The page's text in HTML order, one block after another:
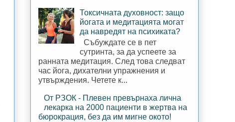
Токсичната духовност: защо
йогата и медитацията могат
да навредят на психиката?
Събуждате се в пет
сутринта, за да успеете за
ранната медитация. След това следват
час йога, дихателни упражнения и
утвърждения. Четете к...
От РЗОК - Плевен превърнаха лична
лекарка на 2000 пациенти в жертва на
бюрокрация, без да им мигне окото!